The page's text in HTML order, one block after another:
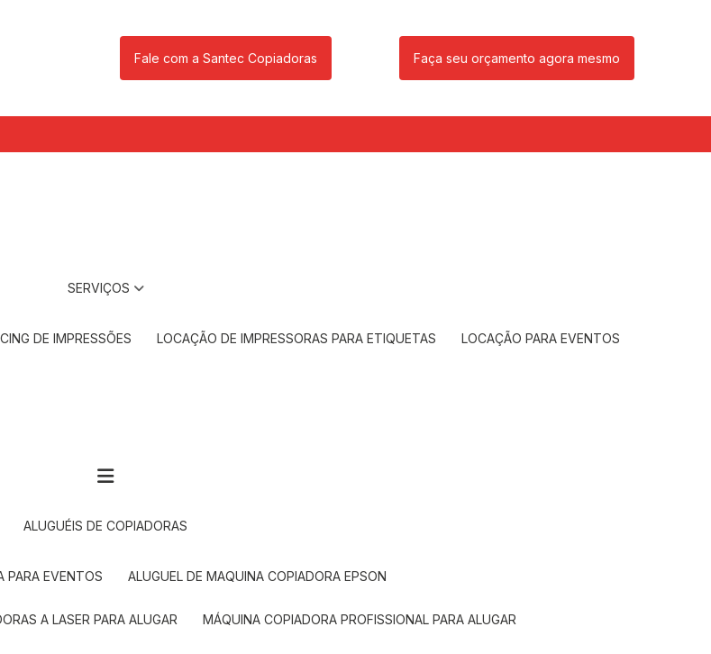
Fale com a Santec Copiadoras Faça seu orçamento agora mesmo
SERVIÇOS
DE IMPRESSÕES LOCAÇÃO DE IMPRESSORAS PARA ETIQUETAS LOCAÇÃO PARA EVENTOS
ALUGUÉIS DE COPIADORAS
PARA EVENTOS ALUGUEL DE MAQUINA COPIADORA EPSON
A LASER PARA ALUGAR MÁQUINA COPIADORA PROFISSIONAL PARA ALUGAR